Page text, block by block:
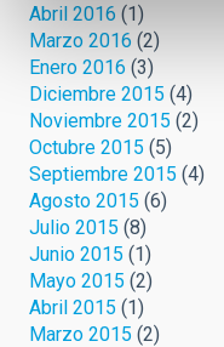
Abril 2016 (1)
Marzo 2016 (2)
Enero 2016 (3)
Diciembre 2015 (4)
Noviembre 2015 (2)
Octubre 2015 (5)
Septiembre 2015 (4)
Agosto 2015 (6)
Julio 2015 (8)
Junio 2015 (1)
Mayo 2015 (2)
Abril 2015 (1)
Marzo 2015 (2)